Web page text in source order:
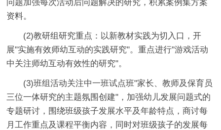
问题加强每次活动后问题解决的研究，积累案例集方案
资料。
(2)教研组研究重点：以新教材实践为切入口，开
展"实施有效师幼互动的实践研究"。重点进行"游戏活动
中关注师幼互动有效性的研究"。
(3)班组活动关注中一班试点班"家长、教师及保育员
三位一体研究的主题氛围创建"，加强幼儿发展问题式的
专题研讨，围绕班级孩子发展水平及年龄特点，商讨每
月工作重点及课程平衡内容，同时对班级孩子的发展每